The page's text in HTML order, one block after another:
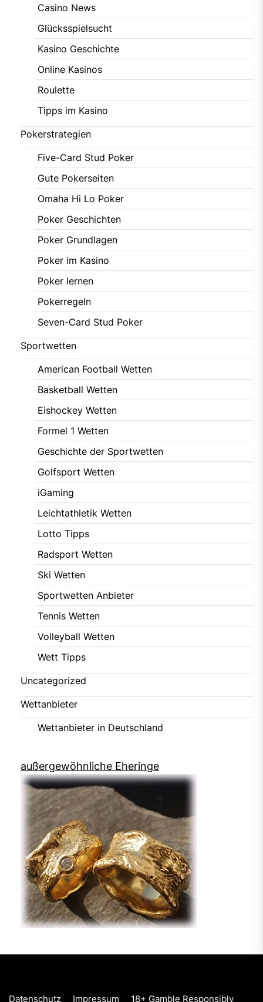
Casino News
Glücksspielsucht
Kasino Geschichte
Online Kasinos
Roulette
Tipps im Kasino
Pokerstrategien
Five-Card Stud Poker
Gute Pokerseiten
Omaha Hi Lo Poker
Poker Geschichten
Poker Grundlagen
Poker im Kasino
Poker lernen
Pokerregeln
Seven-Card Stud Poker
Sportwetten
American Football Wetten
Basketball Wetten
Eishockey Wetten
Formel 1 Wetten
Geschichte der Sportwetten
Golfsport Wetten
iGaming
Leichtathletik Wetten
Lotto Tipps
Radsport Wetten
Ski Wetten
Sportwetten Anbieter
Tennis Wetten
Volleyball Wetten
Wett Tipps
Uncategorized
Wettanbieter
Wettanbieter in Deutschland
außergewöhnliche Eheringe
Datenschutz Impressum 18+ Gamble Responsibly